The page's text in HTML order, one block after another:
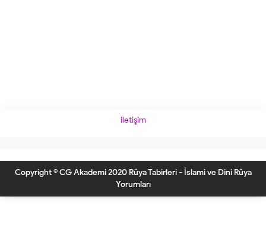
iletişim
Copyright © CG Akademi 2020 Rüya Tabirleri - İslami ve Dini Rüya
Yorumları